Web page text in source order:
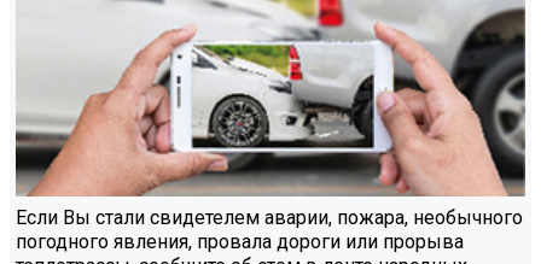
Если Вы стали свидетелем аварии, пожара, необычного
погодного явления, провала дороги или прорыва